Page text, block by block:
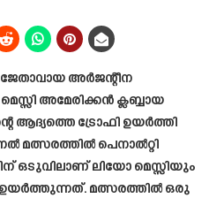
അർജന്റീന
അമേരിക്കൻ ക്ലബ്ബായ
ആദ്യത്തെ ട്രോഫി ഉയർത്തി
മത്സരത്തിൽ പെനാൽറ്റി
ഒടുവിലാണ് ലിയോ മെസ്സിയും
ഉയർത്തുന്നത്. മത്സരത്തിൽ ഒരു